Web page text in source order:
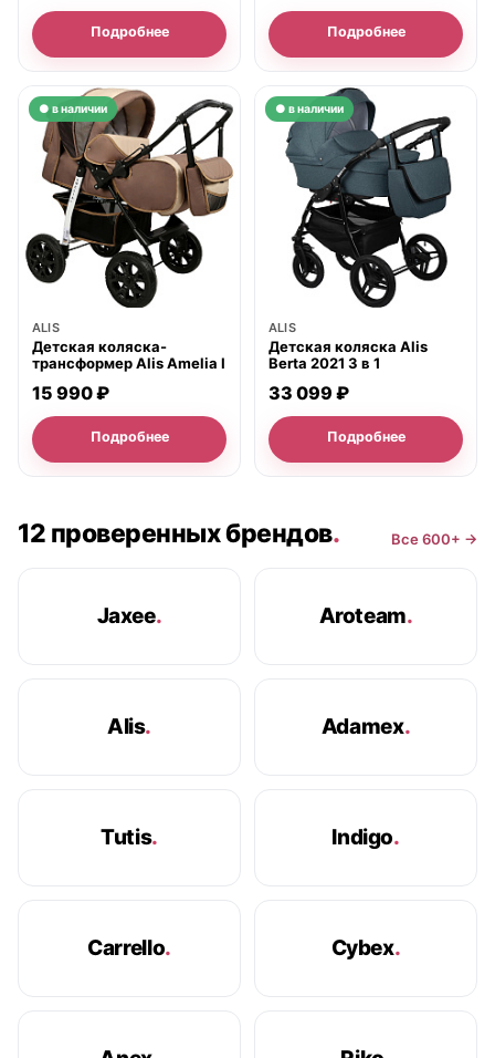
Подробнее Подробнее
● в наличии
ALIS
Детская коляска-
трансформер Alis Amelia I
15 990 ₽
Подробнее
● в наличии
ALIS
Детская коляска Alis
Berta 2021 3 в 1
33 099 ₽
Подробнее
12 проверенных брендов. Все 600+ →
Jaxee. Aroteam.
Alis. Adamex.
Tutis. Indigo.
Carrello. Cybex.